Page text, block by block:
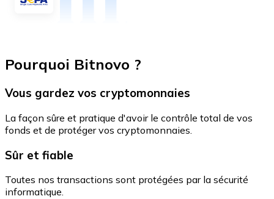
Pourquoi Bitnovo ?
Vous gardez vos cryptomonnaies
La façon sûre et pratique d'avoir le contrôle total de vos
fonds et de protéger vos cryptomonnaies.
Sûr et fiable
Toutes nos transactions sont protégées par la sécurité
informatique.